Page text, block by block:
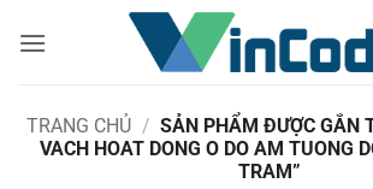
qua
TRANG CHỦ / SẢN PHẨM ĐƯỢC GẮN
VACH HOAT DONG O DO AM TUONG
TRAM”